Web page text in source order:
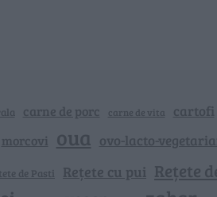
carne de porc carne de vita cartofi
morcovi oua ovo-lacto-
de Pasti Rețete cu pui Rețete